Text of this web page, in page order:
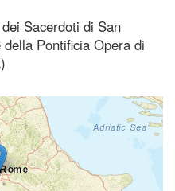
Sacerdoti di San
Pontificia Opera di